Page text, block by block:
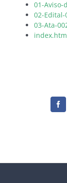
01-Aviso-
02-Edital-
03-Ata-